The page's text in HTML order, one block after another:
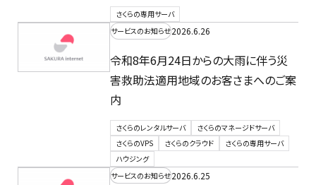
さくらの専用サーバ
サービスのお知らせ2026.6.26
令和8年6月24日からの大雨に伴う災
害救助法適用地域のお客さまへのご案
内
さくらのレンタルサーバ
さくらのマネージドサーバ
さくらのVPS
さくらのクラウド
さくらの専用サーバ
ハウジング
サービスのお知らせ2026.6.25